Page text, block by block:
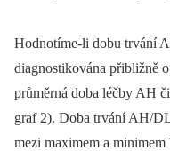
Hodnotíme-li dobu trvání
diagnostikována přibližně
průměrná doba léčby AH
graf 2). Doba trvání AH/
mezi maximem a